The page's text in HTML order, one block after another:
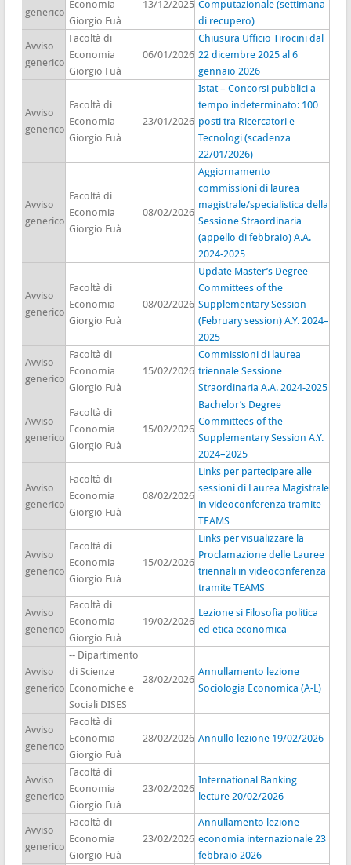
generico
Economia
Giorgio Fuà
13/12/2025 Computazionale (settimana
di recupero)
Avviso
generico
Facoltà di
Economia
Giorgio Fuà
06/01/2026
Chiusura Ufficio Tirocini dal
22 dicembre 2025 al 6
gennaio 2026
Avviso
generico
Facoltà di
Economia
Giorgio Fuà
23/01/2026
Istat – Concorsi pubblici a
tempo indeterminato: 100
posti tra Ricercatori e
Tecnologi (scadenza
22/01/2026)
Avviso
generico
Facoltà di
Economia
Giorgio Fuà
08/02/2026
Aggiornamento
commissioni di laurea
magistrale/specialistica della
Sessione Straordinaria
(appello di febbraio) A.A.
2024-2025
Avviso
generico
Facoltà di
Economia
Giorgio Fuà
08/02/2026
Update Master’s Degree
Committees of the
Supplementary Session
(February session) A.Y. 2024–
2025
Avviso
generico
Facoltà di
Economia
Giorgio Fuà
15/02/2026
Commissioni di laurea
triennale Sessione
Straordinaria A.A. 2024-2025
Avviso
generico
Facoltà di
Economia
Giorgio Fuà
15/02/2026
Bachelor’s Degree
Committees of the
Supplementary Session A.Y.
2024–2025
Avviso
generico
Facoltà di
Economia
Giorgio Fuà
08/02/2026
Links per partecipare alle
sessioni di Laurea Magistrale
in videoconferenza tramite
TEAMS
Avviso
generico
Facoltà di
Economia
Giorgio Fuà
15/02/2026
Links per visualizzare la
Proclamazione delle Lauree
triennali in videoconferenza
tramite TEAMS
Avviso
generico
Facoltà di
Economia
Giorgio Fuà
19/02/2026
Lezione si Filosofia politica
ed etica economica
Avviso
generico
-- Dipartimento
di Scienze
Economiche e
Sociali DISES
28/02/2026
Annullamento lezione
Sociologia Economica (A-L)
Avviso
generico
Facoltà di
Economia
Giorgio Fuà
28/02/2026 Annullo lezione 19/02/2026
Avviso
generico
Facoltà di
Economia
Giorgio Fuà
23/02/2026
International Banking
lecture 20/02/2026
Avviso
generico
Facoltà di
Economia
Giorgio Fuà
23/02/2026
Annullamento lezione
economia internazionale 23
febbraio 2026